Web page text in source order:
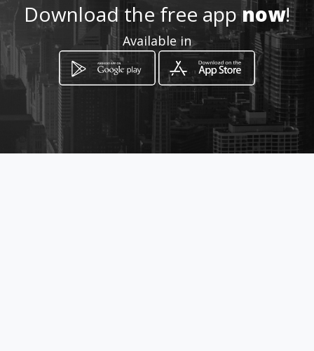
0412403038
http://www.vanzandvoortban
den.nl
-
Download the free appnow!
Available in